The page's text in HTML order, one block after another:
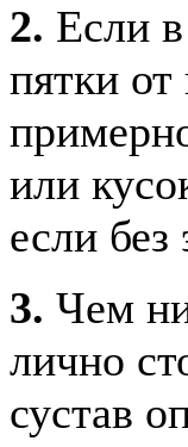
2. Если
пятки
или
если без
3. Чем
лично
сустав